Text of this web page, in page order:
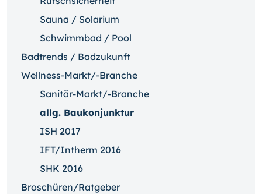
Sauna / Solarium
Schwimmbad / Pool
Badtrends / Badzukunft
Wellness-Markt/-Branche
Sanitär-Markt/-Branche
allg. Baukonjunktur
ISH 2017
IFT/Intherm 2016
SHK 2016
Broschüren/Ratgeber